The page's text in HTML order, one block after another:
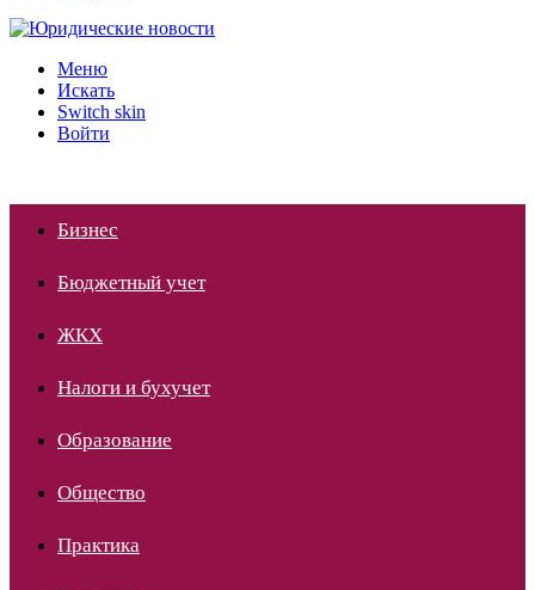
Меню
Искать
Switch skin
Войти
Бизнес
Бюджетный учет
ЖКХ
Налоги и бухучет
Образование
Общество
Практика